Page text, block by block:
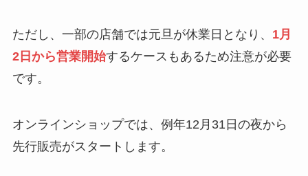
ただし、一部の店舗では元旦が休業日となり、 1月
2日から営業開始するケースもあるため注意が必要
です。
オンラインショップでは、例年12月31日の夜から
先行販売がスタートします。